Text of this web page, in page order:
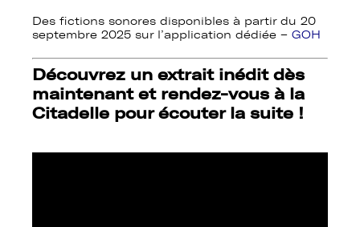
Des fictions sonores disponibles à partir du 20
septembre 2025 sur l’application dédiée – GOH
Découvrez un extrait inédit dès
maintenant et rendez-vous à la
Citadelle pour écouter la suite !